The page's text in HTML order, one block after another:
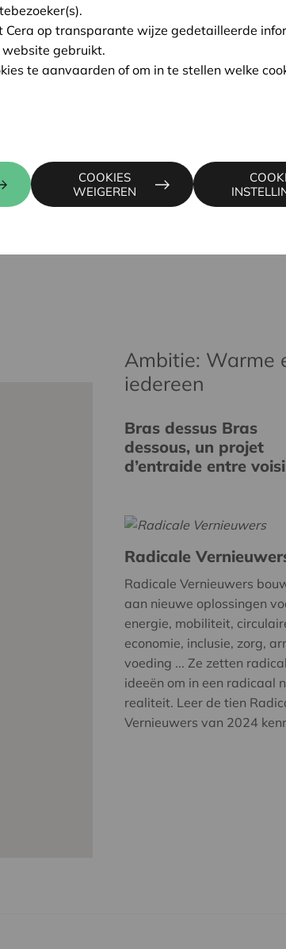
Ambitie: Warme
iedereen
Bras dessus Bras
dessous, un projet
d’entraide entre
Radicale
Radicale Vernieuwers
aan nieuwe oplossingen
energie, mobiliteit,
economie, inclusie, zorg,
voeding ... Ze zetten
ideeën om in een radicaal
realiteit. Leer de tien
Vernieuwers van 2024
Cera op transparante wijze gedetailleerde
gebruikt.
te aanvaarden of om in te stellen welke
COOKIES
WEIGEREN